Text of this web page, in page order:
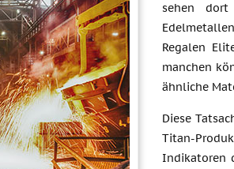
sehen dort
Regalen
manchen
ähnliche
Diese
Titan-
Indikatoren